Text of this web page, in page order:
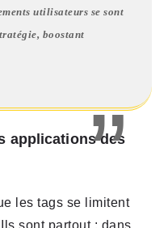
utilisateurs se sont
boostant
applications des
les tags se limitent